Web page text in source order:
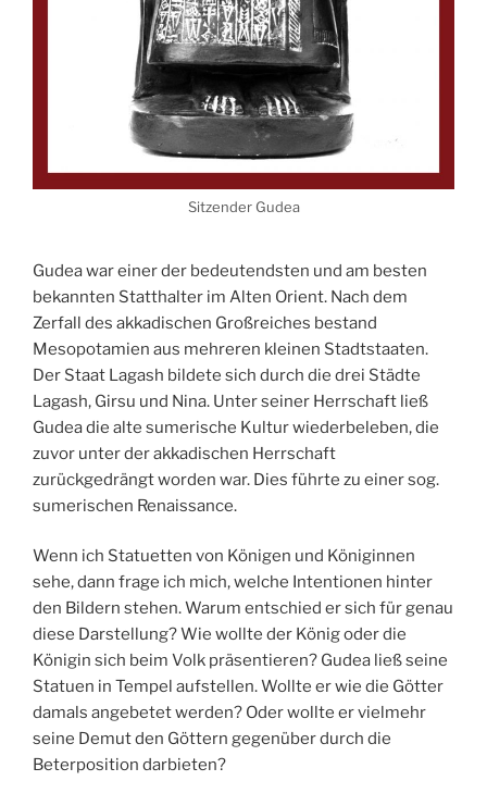
Sitzender Gudea
Gudea war einer der bedeutendsten und am besten
bekannten Statthalter im Alten Orient. Nach dem
Zerfall des akkadischen Großreiches bestand
Mesopotamien aus mehreren kleinen Stadtstaaten.
Der Staat Lagash bildete sich durch die drei Städte
Lagash, Girsu und Nina. Unter seiner Herrschaft ließ
Gudea die alte sumerische Kultur wiederbeleben, die
zuvor unter der akkadischen Herrschaft
zurückgedrängt worden war. Dies führte zu einer sog.
sumerischen Renaissance.
Wenn ich Statuetten von Königen und Königinnen
sehe, dann frage ich mich, welche Intentionen hinter
den Bildern stehen. Warum entschied er sich für genau
diese Darstellung? Wie wollte der König oder die
Königin sich beim Volk präsentieren? Gudea ließ seine
Statuen in Tempel aufstellen. Wollte er wie die Götter
damals angebetet werden? Oder wollte er vielmehr
seine Demut den Göttern gegenüber durch die
Beterposition darbieten?